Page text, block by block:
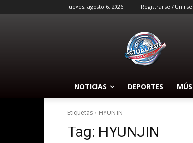
jueves, agosto 6, 2026 Registrarse / Unirse
NOTICIAS DEPORTES
Etiquetas HYUNJIN
Tag: HYUNJIN